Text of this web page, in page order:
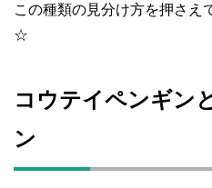
この種類の見分け方を押さえ
☆
コウテイペンギン
ン